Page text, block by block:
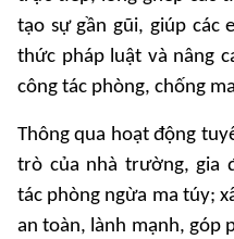
tạo sự gần gũi, giúp các
thức pháp luật và nâng
công tác phòng, chống
Thông qua hoạt động
trò của nhà trường, gia
tác phòng ngừa ma túy;
an toàn, lành mạnh, góp